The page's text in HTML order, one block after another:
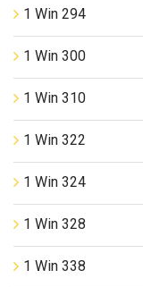
1 Win 294
1 Win 300
1 Win 310
1 Win 322
1 Win 324
1 Win 328
1 Win 338